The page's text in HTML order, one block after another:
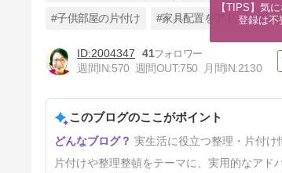
Zoomセミナー
34日前
#子供部屋の片付け #家具配置をアドバイス
2004347
41
週間IN:570 週間OUT:750 月間IN:2130
このブログのここがポイント
実生活に役立つ整理・片付け
片付けや整理整頓をテーマに、実用的なアド
【TIPS】気
登録は不